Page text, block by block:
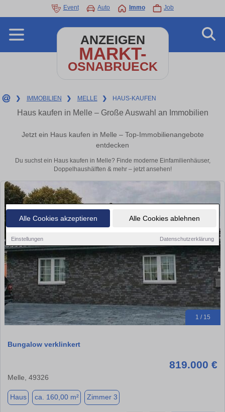
Alle Cookies akzeptieren Alle Cookies ablehnen
Einstellungen Datenschutzerklärung
Event Auto Immo Job
ANZEIGEN
MARKT-
OSNABRUECK
❯ IMMOBILIEN ❯ MELLE ❯ HAUS-KAUFEN
Haus kaufen in Melle – Große Auswahl an Immobilien
Jetzt ein Haus kaufen in Melle – Top-Immobilienangebote
entdecken
Du suchst ein Haus kaufen in Melle? Finde moderne Einfamilienhäuser,
Doppelhaushälften & mehr – jetzt ansehen!
1 / 15
Bungalow verklinkert
819.000 €
Melle, 49326
Haus ca. 160,00 m² Zimmer 3